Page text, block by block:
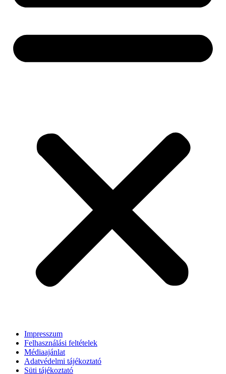
Impresszum
Felhasználási feltételek
Médiaajánlat
Adatvédelmi tájékoztató
Süti tájékoztató